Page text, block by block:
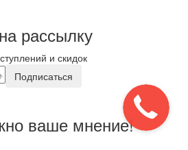
рассылку
и скидок
Подписаться
ваше мнение!